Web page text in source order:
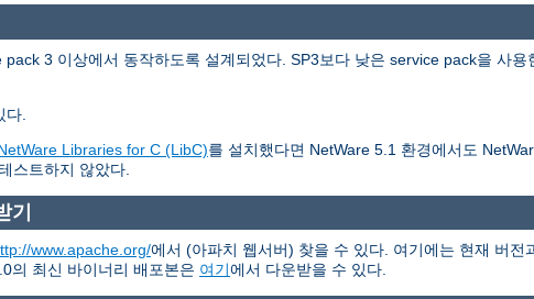
3 이상에서 동작하도록 설계되었다. SP3보다 낮은 service pack을 사용
다.
Libraries for C (LibC)를 설치했다면 NetWare 5.1 환경에서도
스트하지 않았다.
기
www.apache.org/에서 (아파치 웹서버) 찾을 수 있다. 여기에는 현재 버
의 최신 바이너리 배포본은 여기에서 다운받을 수 있다.